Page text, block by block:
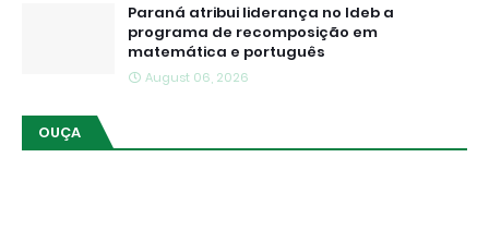
Paraná atribui liderança no Ideb a
programa de recomposição em
matemática e português
August 06, 2026
OUÇA